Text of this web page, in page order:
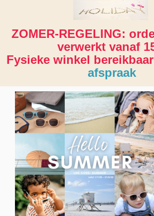
ZOMER-REGELING:
verwerkt vanaf
Fysieke winkel
afspraak